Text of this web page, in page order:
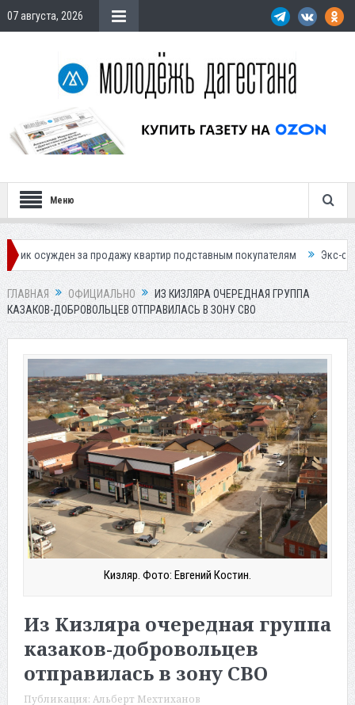
07 августа, 2026
Меню
за продажу квартир подставным покупателям Экс-сотрудница
ГЛАВНАЯ ОФИЦИАЛЬНО
ИЗ КИЗЛЯРА ОЧЕРЕДНАЯ ГРУППА
КАЗАКОВ-ДОБРОВОЛЬЦЕВ ОТПРАВИЛАСЬ В ЗОНУ СВО
Кизляр. Фото: Евгений Костин.
Из Кизляра очередная группа
казаков-добровольцев
отправилась в зону СВО
Публикация: Альберт Мехтиханов